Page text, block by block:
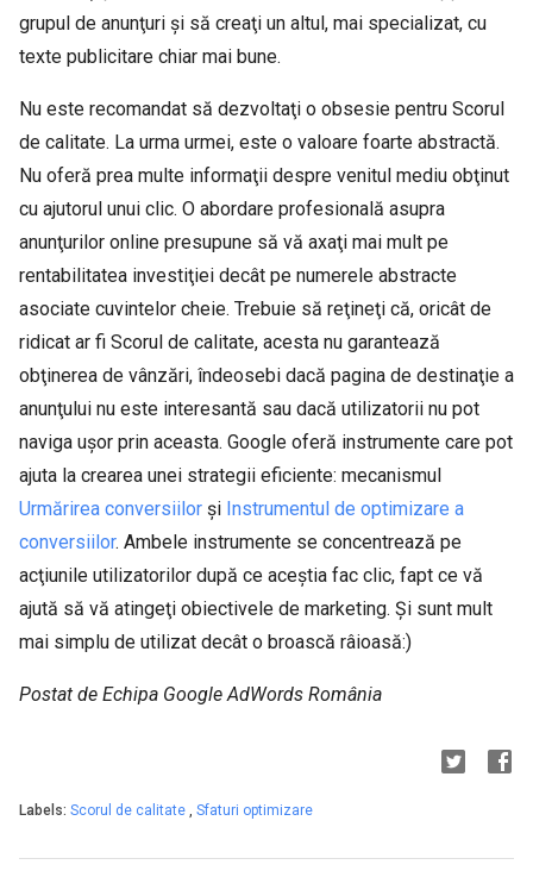
grupul de anunţuri şi să creaţi un altul, mai specializat, cu
texte publicitare chiar mai bune.
Nu este recomandat să dezvoltaţi o obsesie pentru Scorul
de calitate. La urma urmei, este o valoare foarte abstractă.
Nu oferă prea multe informaţii despre venitul mediu obţinut
cu ajutorul unui clic. O abordare profesională asupra
anunţurilor online presupune să vă axaţi mai mult pe
rentabilitatea investiţiei decât pe numerele abstracte
asociate cuvintelor cheie. Trebuie să reţineţi că, oricât de
ridicat ar fi Scorul de calitate, acesta nu garantează
obţinerea de vânzări, îndeosebi dacă pagina de destinaţie a
anunţului nu este interesantă sau dacă utilizatorii nu pot
naviga uşor prin aceasta. Google oferă instrumente care pot
ajuta la crearea unei strategii eficiente: mecanismul
Urmărirea conversiilor şi Instrumentul de optimizare a
conversiilor. Ambele instrumente se concentrează pe
acţiunile utilizatorilor după ce aceştia fac clic, fapt ce vă
ajută să vă atingeţi obiectivele de marketing. Şi sunt mult
mai simplu de utilizat decât o broască râioasă:)
Postat de Echipa Google AdWords România
Labels: Scorul de calitate , Sfaturi optimizare